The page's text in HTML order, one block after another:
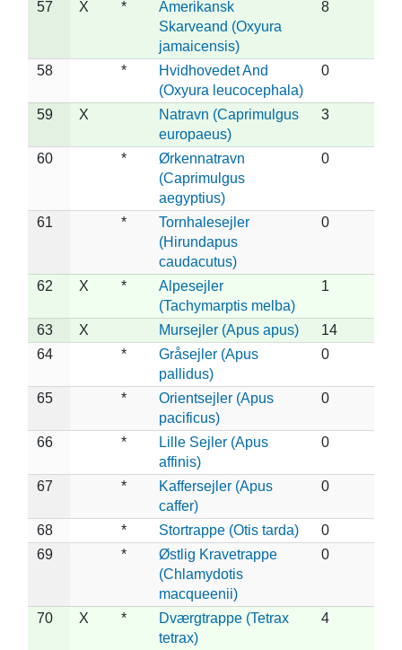
57 X *
Amerikansk
Skarveand (Oxyura
jamaicensis)
8
58 *
Hvidhovedet And
(Oxyura leucocephala)
0
59 X
Natravn (Caprimulgus
europaeus)
3
60 *
Ørkennatravn
(Caprimulgus
aegyptius)
0
61 *
Tornhalesejler
(Hirundapus
caudacutus)
0
62 X *
Alpesejler
(Tachymarptis melba)
1
63 X Mursejler (Apus apus)
14
64
*
Gråsejler (Apus
pallidus)
0
65 *
Orientsejler (Apus
pacificus)
0
66 *
Lille Sejler (Apus
affinis)
0
67 *
Kaffersejler (Apus
caffer)
0
68 * Stortrappe (Otis tarda)
0
69
*
Østlig Kravetrappe
(Chlamydotis
macqueenii)
0
70 X *
Dværgtrappe (Tetrax
tetrax)
4